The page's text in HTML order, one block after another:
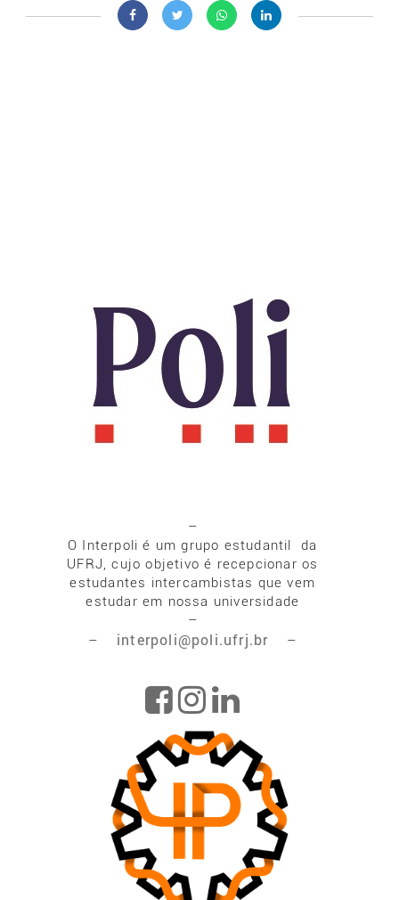
–
O Interpoli é um grupo estudantil da
UFRJ, cujo objetivo é recepcionar os
estudantes intercambistas que vem
estudar em nossa universidade
–
– interpoli@poli.ufrj.br –